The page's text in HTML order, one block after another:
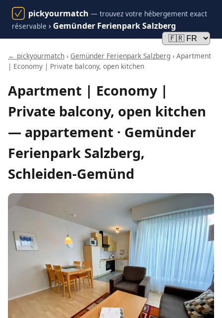
pickyourmatch — trouvez votre hébergement exact
réservable › Gemünder Ferienpark Salzberg
← pickyourmatch › Gemünder Ferienpark Salzberg › Apartment
| Economy | Private balcony, open kitchen
Apartment | Economy |
Private balcony, open kitchen
— appartement · Gemünder
Ferienpark Salzberg,
Schleiden-Gemünd